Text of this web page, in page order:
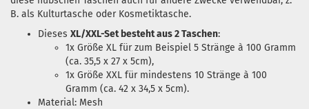
B. als Kulturtasche oder Kosmetiktasche.
Dieses XL/XXL-Set besteht aus 2 Taschen:
1x Größe XL für zum Beispiel 5 Stränge à 100 Gramm
(ca. 35,5 x 27 x 5cm),
1x Größe XXL für mindestens 10 Stränge à 100
Gramm (ca. 42 x 34,5 x 5cm).
Material: Mesh